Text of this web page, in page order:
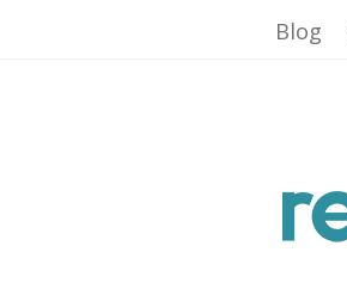
Blog
r
e